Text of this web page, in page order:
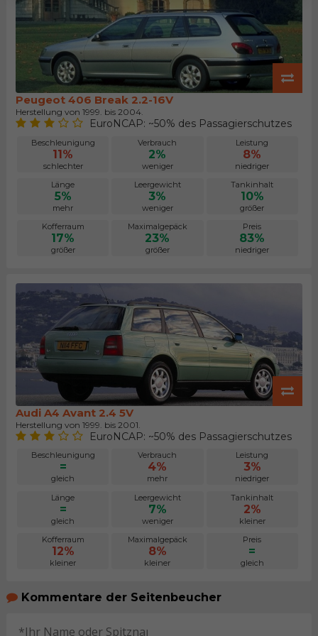
Peugeot 406 Break 2.2-16V
Herstellung von 1999. bis 2004.
EuroNCAP: ~50% des Passagierschutzes
Beschleunigung
11%
schlechter
Verbrauch
2%
weniger
Leistung
8%
niedriger
Länge
5%
mehr
Leergewicht
3%
weniger
Tankinhalt
10%
größer
Kofferraum
17%
größer
Maximalgepäck
23%
größer
Preis
83%
niedriger
Audi A4 Avant 2.4 5V
Herstellung von 1999. bis 2001.
EuroNCAP: ~50% des Passagierschutzes
Beschleunigung
=
gleich
Verbrauch
4%
mehr
Leistung
3%
niedriger
Länge
=
gleich
Leergewicht
7%
weniger
Tankinhalt
2%
kleiner
Kofferraum
12%
kleiner
Maximalgepäck
8%
kleiner
Preis
=
gleich
Kommentare der Seitenbeucher